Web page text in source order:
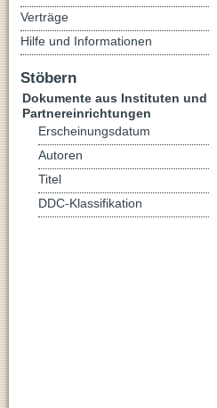
Verträge
Hilfe und Informationen
Stöbern
Dokumente aus Instituten und
Partnereinrichtungen
Erscheinungsdatum
Autoren
Titel
DDC-Klassifikation